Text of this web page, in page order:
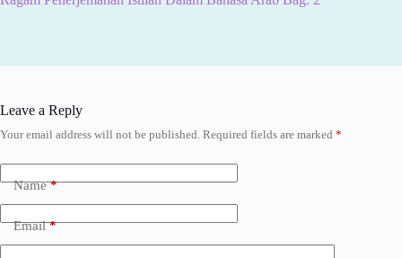
Leave a Reply
Your email address will not be published. Required fields are marked *
Name*
Email*